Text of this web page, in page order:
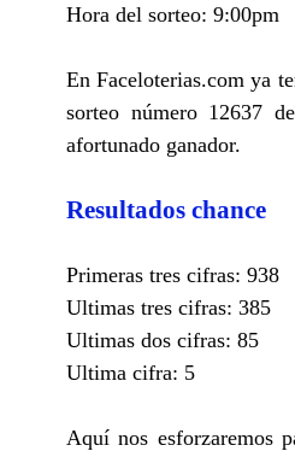
Hora del sorteo: 9:00pm
En Faceloterias.com ya
sorteo número 12637
afortunado ganador.
Resultados chance
Primeras tres cifras: 938
Ultimas tres cifras: 385
Ultimas dos cifras: 85
Ultima cifra: 5
Aquí nos esforzaremos